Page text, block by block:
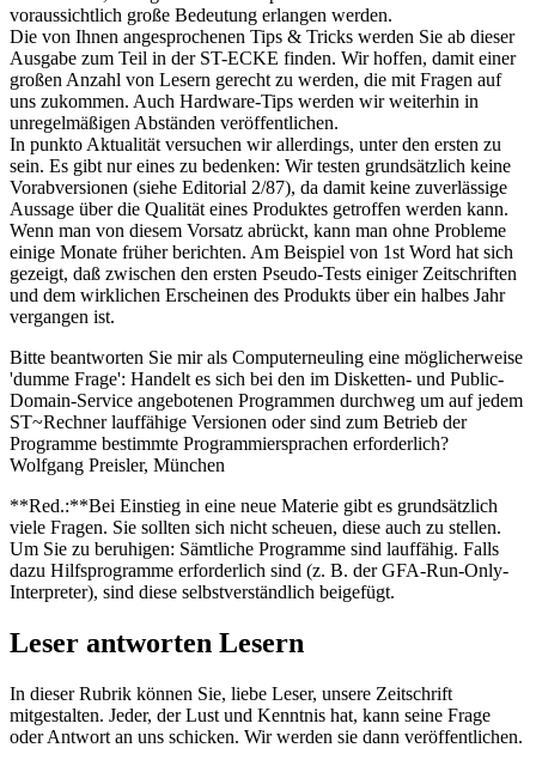
voraussichtlich große Bedeutung erlangen werden.
Die von Ihnen angesprochenen Tips & Tricks werden Sie ab dieser
Ausgabe zum Teil in der ST-ECKE finden. Wir hoffen, damit einer
großen Anzahl von Lesern gerecht zu werden, die mit Fragen auf
uns zukommen. Auch Hardware-Tips werden wir weiterhin in
unregelmäßigen Abständen veröffentlichen.
In punkto Aktualität versuchen wir allerdings, unter den ersten zu
sein. Es gibt nur eines zu bedenken: Wir testen grundsätzlich keine
Vorabversionen (siehe Editorial 2/87), da damit keine zuverlässige
Aussage über die Qualität eines Produktes getroffen werden kann.
Wenn man von diesem Vorsatz abrückt, kann man ohne Probleme
einige Monate früher berichten. Am Beispiel von 1st Word hat sich
gezeigt, daß zwischen den ersten Pseudo-Tests einiger Zeitschriften
und dem wirklichen Erscheinen des Produkts über ein halbes Jahr
vergangen ist.
Bitte beantworten Sie mir als Computerneuling eine möglicherweise
'dumme Frage': Handelt es sich bei den im Disketten- und Public-
Domain-Service angebotenen Programmen durchweg um auf jedem
ST~Rechner lauffähige Versionen oder sind zum Betrieb der
Programme bestimmte Programmiersprachen erforderlich?
Wolfgang Preisler, München
**Red.:**Bei Einstieg in eine neue Materie gibt es grundsätzlich
viele Fragen. Sie sollten sich nicht scheuen, diese auch zu stellen.
Um Sie zu beruhigen: Sämtliche Programme sind lauffähig. Falls
dazu Hilfsprogramme erforderlich sind (z. B. der GFA-Run-Only-
Interpreter), sind diese selbstverständlich beigefügt.
Leser antworten Lesern
In dieser Rubrik können Sie, liebe Leser, unsere Zeitschrift
mitgestalten. Jeder, der Lust und Kenntnis hat, kann seine Frage
oder Antwort an uns schicken. Wir werden sie dann veröffentlichen.